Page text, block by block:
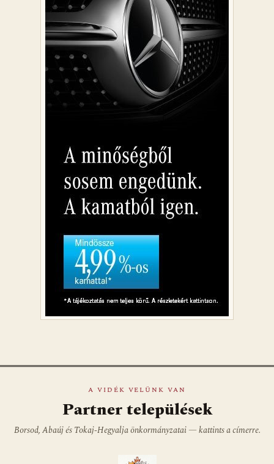
A VIDÉK VELÜNK VAN
Partner települések
Borsod, Abaúj és Tokaj-Hegyalja önkormányzatai — kattints a címerre.